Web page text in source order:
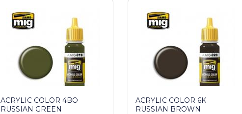
ACRYLIC COLOR 4BO
RUSSIAN GREEN
ACRYLIC COLOR 6K
RUSSIAN BROWN